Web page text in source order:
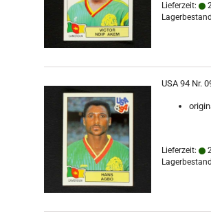
Lieferzeit:
USA 94 Nr.
Lieferzeit: